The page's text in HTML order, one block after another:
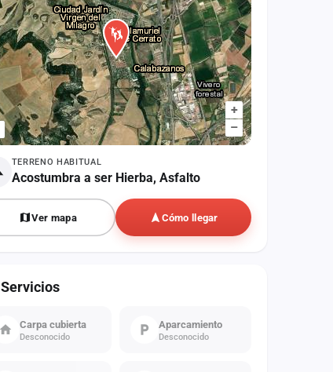
+
–
TERRENO HABITUAL
Acostumbra a ser Hierba, Asfalto
Ver mapa Cómo llegar
Servicios
Carpa cubierta
Desconocido
Aparcamiento
Desconocido